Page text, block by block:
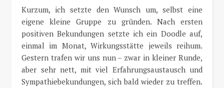
Kurzum, ich setzte den Wunsch um, selbst eine
eigene kleine Gruppe zu gründen. Nach ersten
positiven Bekundungen setzte ich ein Doodle auf,
einmal im Monat, Wirkungsstätte jeweils reihum.
Gestern trafen wir uns nun – zwar in kleiner Runde,
aber sehr nett, mit viel Erfahrungsaustausch und
Sympathiebekundungen, sich bald wieder zu treffen.